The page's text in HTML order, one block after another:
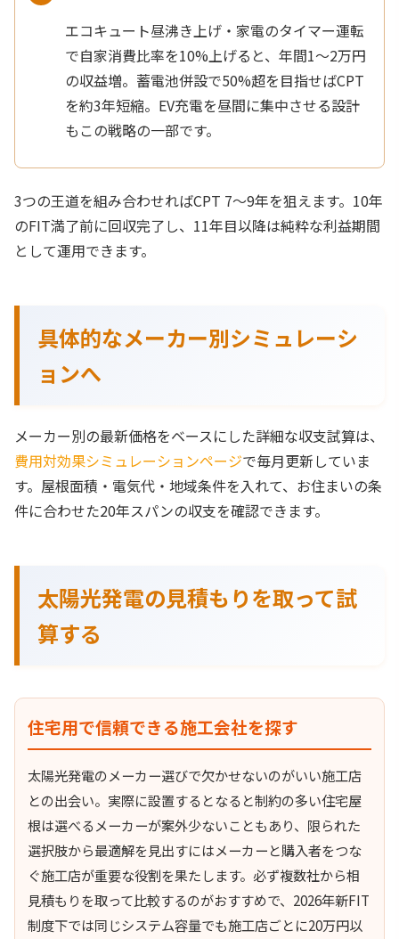
エコキュート昼沸き上げ・家電のタイマー運転
で自家消費比率を10%上げると、年間1〜2万円
の収益増。蓄電池併設で50%超を目指せばCPT
を約3年短縮。EV充電を昼間に集中させる設計
もこの戦略の一部です。
3つの王道を組み合わせればCPT 7〜9年を狙えます。10年
のFIT満了前に回収完了し、11年目以降は純粋な利益期間
として運用できます。
具体的なメーカー別シミュレーシ
ョンへ
メーカー別の最新価格をベースにした詳細な収支試算は、
費用対効果シミュレーションページで毎月更新していま
す。屋根面積・電気代・地域条件を入れて、お住まいの条
件に合わせた20年スパンの収支を確認できます。
太陽光発電の見積もりを取って試
算する
住宅用で信頼できる施工会社を探す
太陽光発電のメーカー選びで欠かせないのがいい施工店
との出会い。実際に設置するとなると制約の多い住宅屋
根は選べるメーカーが案外少ないこともあり、限られた
選択肢から最適解を見出すにはメーカーと購入者をつな
ぐ施工店が重要な役割を果たします。必ず複数社から相
見積もりを取って比較するのがおすすめで、2026年新FIT
制度下では同じシステム容量でも施工店ごとに20万円以